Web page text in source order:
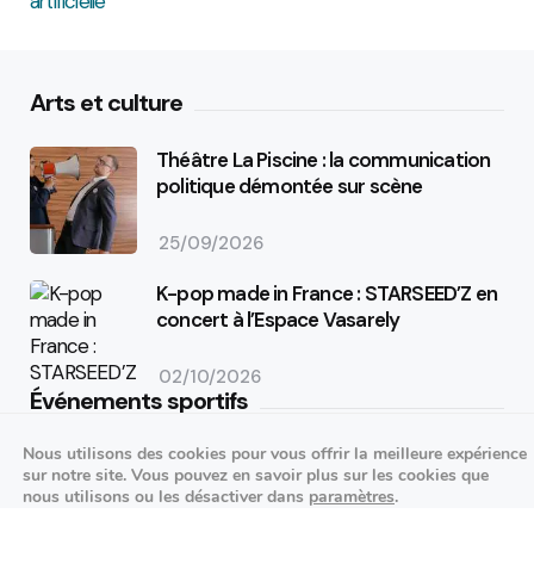
Arts et culture
Théâtre La Piscine : la communication
politique démontée sur scène
25/09/2026
K-pop made in France : STARSEED’Z en
concert à l’Espace Vasarely
02/10/2026
Événements sportifs
Aucun article trouvé.
Festivités
Nous utilisons des cookies pour vous offrir la meilleure expérience
sur notre site. Vous pouvez en savoir plus sur les cookies que
nous utilisons ou les désactiver dans paramètres.